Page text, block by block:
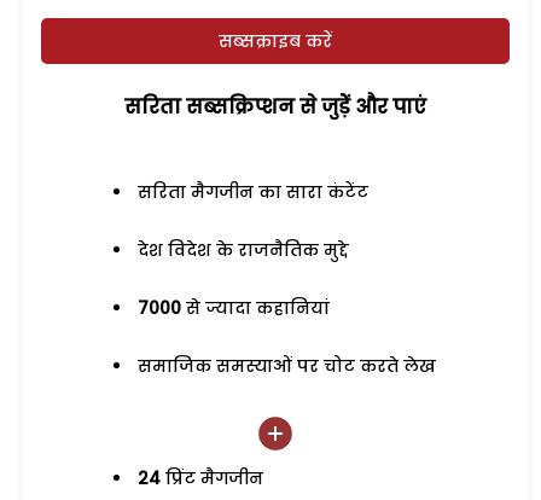
सब्सक्राइब करें
सरिता सब्सक्रिप्शन से जुड़ेें और पाएं
सरिता मैगजीन का सारा कंटेंट
देश विदेश के राजनैतिक मुद्दे
7000 से ज्यादा कहानियां
समाजिक समस्याओं पर चोट करते लेख
24 प्रिंट मैगजीन